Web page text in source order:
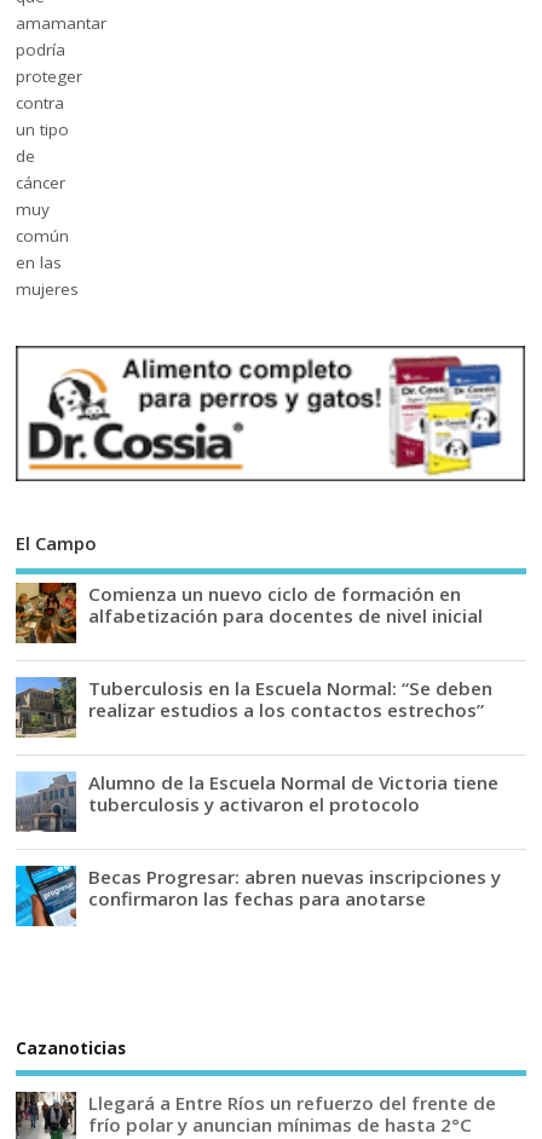
El Campo
Comienza un nuevo ciclo de formación en
alfabetización para docentes de nivel inicial
Tuberculosis en la Escuela Normal: “Se deben
realizar estudios a los contactos estrechos”
Alumno de la Escuela Normal de Victoria tiene
tuberculosis y activaron el protocolo
Becas Progresar: abren nuevas inscripciones y
confirmaron las fechas para anotarse
Cazanoticias
Llegará a Entre Ríos un refuerzo del frente de
frío polar y anuncian mínimas de hasta 2°C